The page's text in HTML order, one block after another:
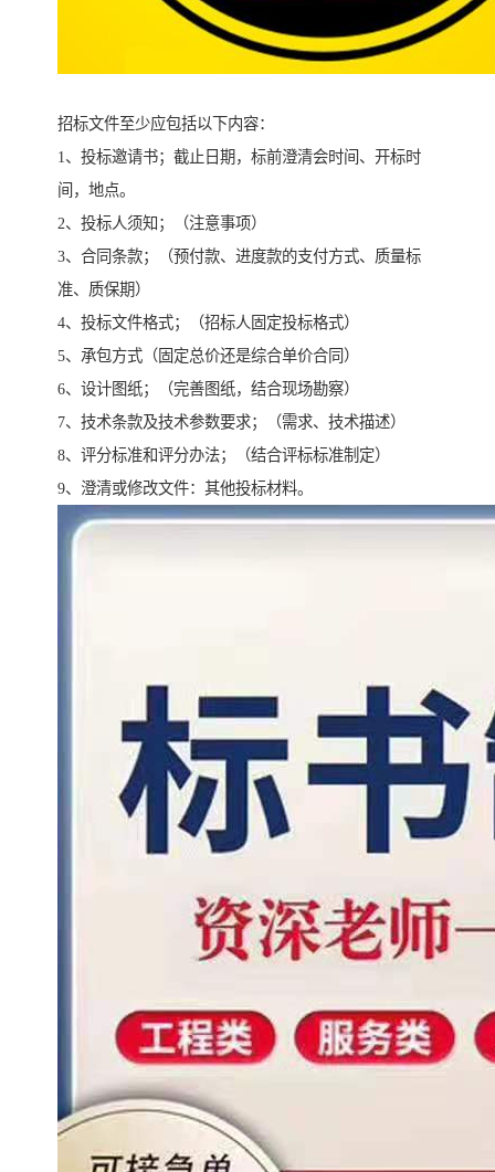
招标文件至少应包括以下内容：
1、投标邀请书；截止日期，标前澄清会时间、开标时
间，地点。
2、投标人须知；（注意事项）
3、合同条款；（预付款、进度款的支付方式、质量标
准、质保期）
4、投标文件格式；（招标人固定投标格式）
5、承包方式（固定总价还是综合单价合同）
6、设计图纸；（完善图纸，结合现场勘察）
7、技术条款及技术参数要求；（需求、技术描述）
8、评分标准和评分办法；（结合评标标准制定）
9、澄清或修改文件：其他投标材料。